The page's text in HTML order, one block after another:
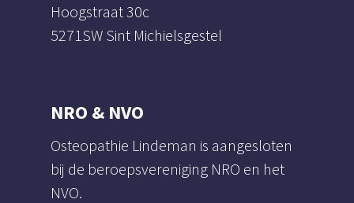
Hoogstraat 30c
5271SW Sint Michielsgestel
NRO & NVO
Osteopathie Lindeman is aangesloten
bij de beroepsvereniging NRO en het
NVO.